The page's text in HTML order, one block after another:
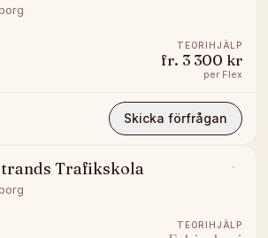
TEORIHJÄLP
fr. 3 300 kr
per Flex
Skicka förfrågan
Trafikskola
TEORIHJÄLP